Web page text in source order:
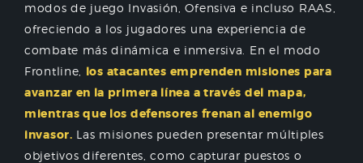
modos de juego Invasión, Ofensiva e incluso RAAS,
ofreciendo a los jugadores una experiencia de
combate más dinámica e inmersiva. En el modo
Frontline, los atacantes emprenden misiones para
avanzar en la primera línea a través del mapa,
mientras que los defensores frenan al enemigo
invasor. Las misiones pueden presentar múltiples
objetivos diferentes, como capturar puestos o